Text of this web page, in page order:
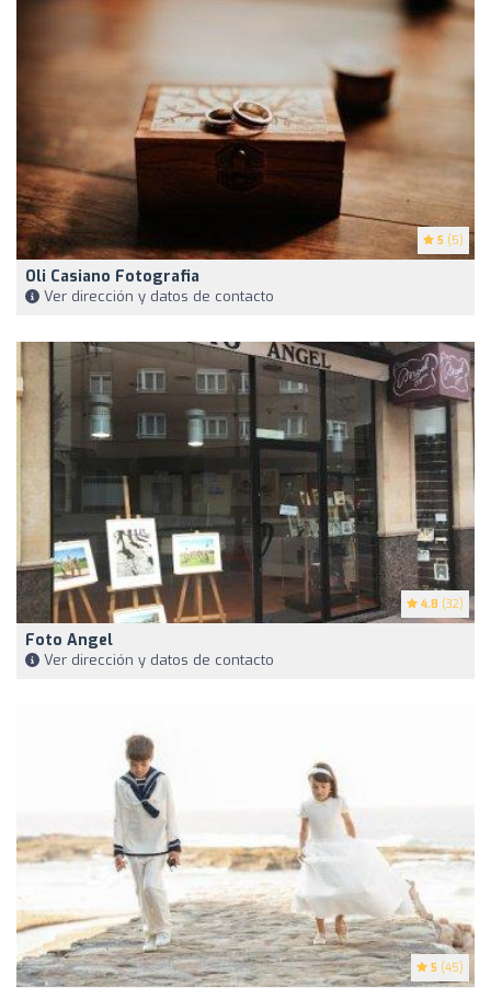
5 (5)
Oli Casiano Fotografia
Ver dirección y datos de contacto
4.8 (32)
Foto Angel
Ver dirección y datos de contacto
5 (45)